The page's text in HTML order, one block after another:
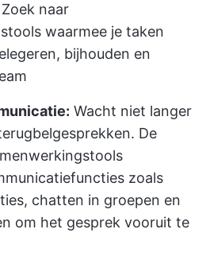
Zoek naar
waarmee je taken
bijhouden en
Wacht niet langer
De
zoals
chatten in groepen en
om het gesprek vooruit te